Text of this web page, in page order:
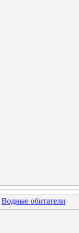
Водные обитатели